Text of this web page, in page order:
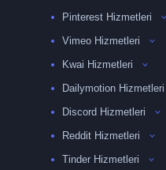
Pinterest Hizmetleri
Vimeo Hizmetleri
Kwai Hizmetleri
Dailymotion Hizmetleri
Discord Hizmetleri
Reddit Hizmetleri
Tinder Hizmetleri